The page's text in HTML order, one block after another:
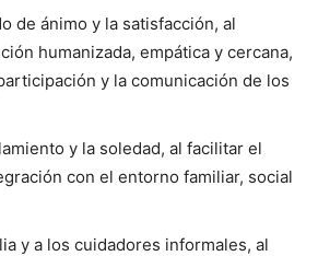
de ánimo y la satisfacción, al
humanizada, empática y cercana,
y la comunicación de los
y la soledad, al facilitar el
con el entorno familiar, social
y a los cuidadores informales, al